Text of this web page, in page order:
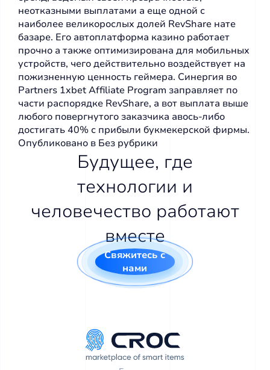
неотказными выплатами а еще одной с
наиболее великорослых долей RevShare нате
базаре. Его автоплатформа казино работает
прочно а также оптимизирована для мобильных
устройств, чего действительно воздействует на
пожизненную ценность геймера. Синергия во
Partners 1xbet Affiliate Program заправляет по
части распорядке RevShare, а вот выплата выше
любого повергнутого заказчика авось-либо
достигать 40% с прибыли букмекерской фирмы.
Опубликовано в Без рубрики
Будущее, где
технологии и
человечество работают
вместе
Свяжитесь с
нами